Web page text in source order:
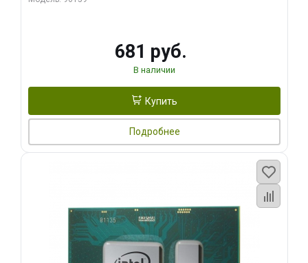
681 руб.
В наличии
Купить
Подробнее